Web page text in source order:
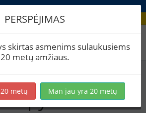
apyniuotis
PERSPĖJIMAS
skirtas asmenims sulaukusiems
20 metų amžiaus.
metų Man jau yra 20 metų